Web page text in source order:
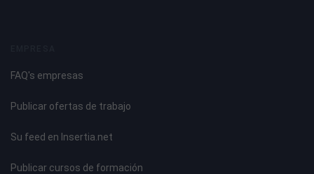
FAQ's empresas
Publicar ofertas de trabajo
Su feed en Insertia.net
Publicar cursos de formación